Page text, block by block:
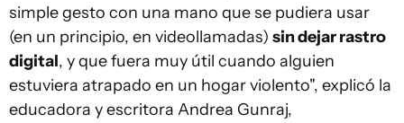
simple gesto con una mano que se pudiera usar
(en un principio, en videollamadas) sin dejar rastro
digital, y que fuera muy útil cuando alguien
estuviera atrapado en un hogar violento", explicó la
educadora y escritora Andrea Gunraj,